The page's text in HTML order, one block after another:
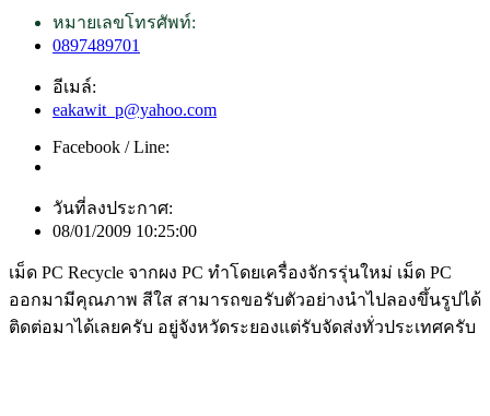
หมายเลขโทรศัพท์:
0897489701
อีเมล์:
eakawit_p@yahoo.com
Facebook / Line:
วันที่ลงประกาศ:
08/01/2009 10:25:00
เม็ด PC Recycle จากผง PC ทำโดยเครื่องจักรรุ่นใหม่ เม็ด PC
ออกมามีคุณภาพ สีใส สามารถขอรับตัวอย่างนำไปลองขึ้นรูปได้
ติดต่อมาได้เลยครับ อยู่จังหวัดระยองแต่รับจัดส่งทั่วประเทศครับ